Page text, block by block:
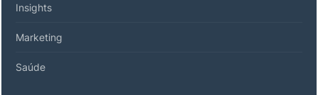
Insights
Marketing
Saúde